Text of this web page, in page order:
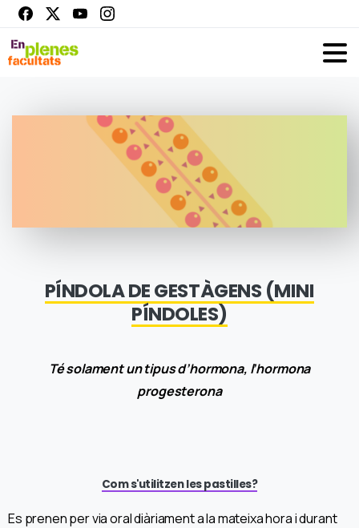
PÍNDOLA DE GESTÀGENS (MINI
PÍNDOLES)
Té solament un tipus d’hormona, l’hormona
progesterona
Com s'utilitzen les pastilles?
Es prenen per via oral diàriament a la mateixa hora i durant